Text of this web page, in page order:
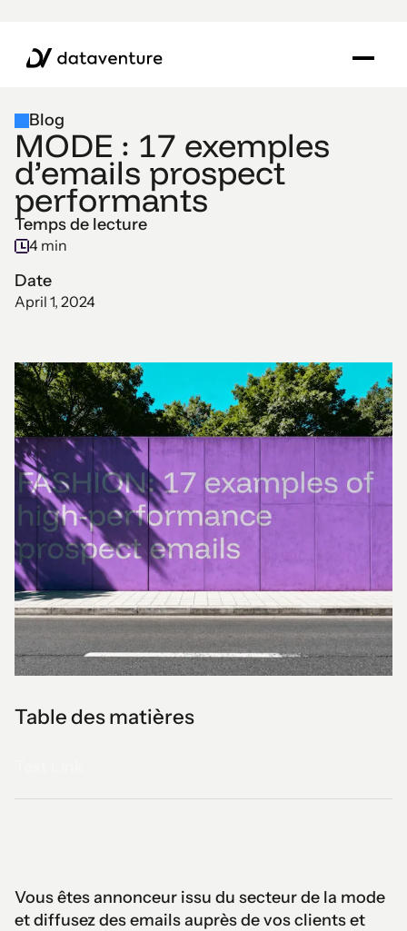
Table des matières
Blog
MODE : 17 exemples
d’emails prospect
performants
Temps de lecture
4 min
Date
April 1, 2024
Vous êtes annonceur issu du secteur de la mode
et diffusez des emails auprès de vos clients et